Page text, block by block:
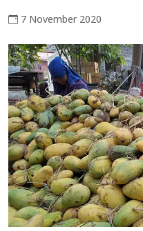
7 November 2020